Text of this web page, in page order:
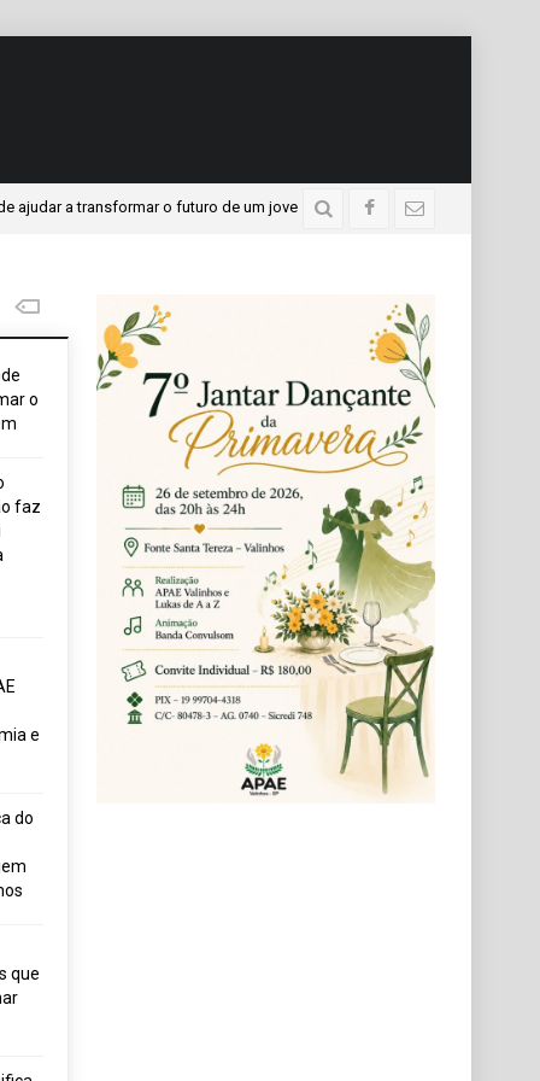
transformar o futuro de um jovem 4 dias atrás APAE presente no
o
faz
e
do
que